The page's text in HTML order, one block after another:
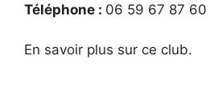
Téléphone : 06 59 67 87 60
En savoir plus sur ce club.